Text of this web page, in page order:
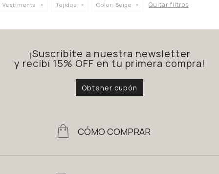
Vestimenta Tejidos Color: Beige Quitar filtros
¡Suscribite a nuestra newsletter
y recibí 15% OFF en tu primera compra!
Obtener cupón
CÓMO COMPRAR